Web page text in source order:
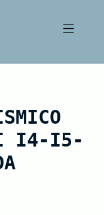
I4-I5-